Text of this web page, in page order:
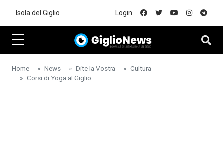
Isola del Giglio Login
Home News Dite la Vostra
Cultura
Corsi di Yoga al Giglio